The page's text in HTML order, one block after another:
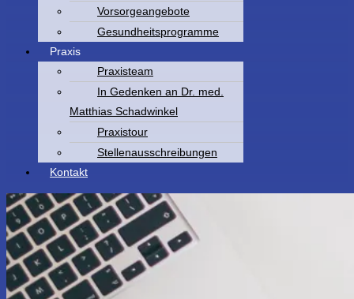
Vorsorgeangebote
Gesundheitsprogramme
Praxis
Praxisteam
In Gedenken an Dr. med.
Matthias Schadwinkel
Praxistour
Stellenausschreibungen
Kontakt